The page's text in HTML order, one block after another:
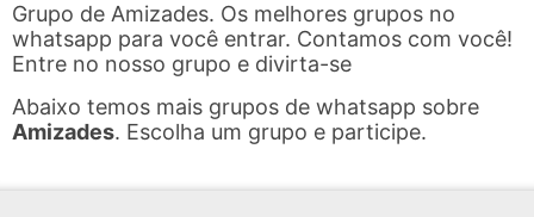
Grupo de Amizades. Os melhores grupos no
whatsapp para você entrar. Contamos com você!
Entre no nosso grupo e divirta-se
Abaixo temos mais grupos de whatsapp sobre
Amizades. Escolha um grupo e participe.